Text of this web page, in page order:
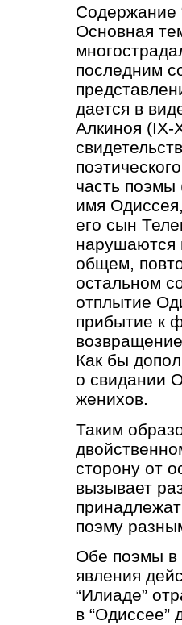
Содержание
Основная
последним
дается в
Алкиноя (IX-
часть поэмы
имя
его сын
нарушаются
общем,
остальном
отплытие
прибытие к
Как бы
о свидании
женихов.
Таким
сторону от
вызывает
поэму
Обе поэмы в
явления
“Илиаде”
в “Одиссее”